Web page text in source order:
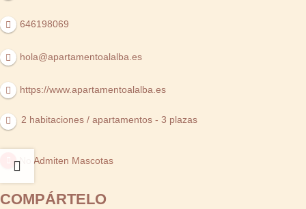
646198069
hola@apartamentoalalba.es
https://www.apartamentoalalba.es
2 habitaciones / apartamentos - 3 plazas
No Admiten Mascotas
COMPÁRTELO